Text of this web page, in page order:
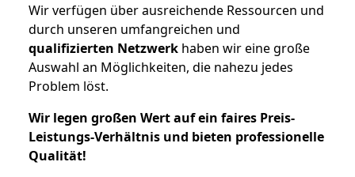
Wir verfügen über ausreichende Ressourcen und
durch unseren umfangreichen und
qualifizierten Netzwerk haben wir eine große
Auswahl an Möglichkeiten, die nahezu jedes
Problem löst.
Wir legen großen Wert auf ein faires Preis-
Leistungs-Verhältnis und bieten professionelle
Qualität!